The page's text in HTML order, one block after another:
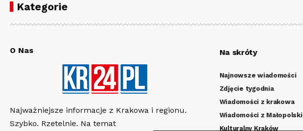
Kategorie
O Nas
Najważniejsze informacje z Krakowa i regionu.
Szybko. Rzetelnie. Na temat
Na skróty
Najnowsze wiadomości
Zdjęcie tygodnia
Wiadomości z krakowa
Wiadomości z Małopolski
Kulturalny Kraków